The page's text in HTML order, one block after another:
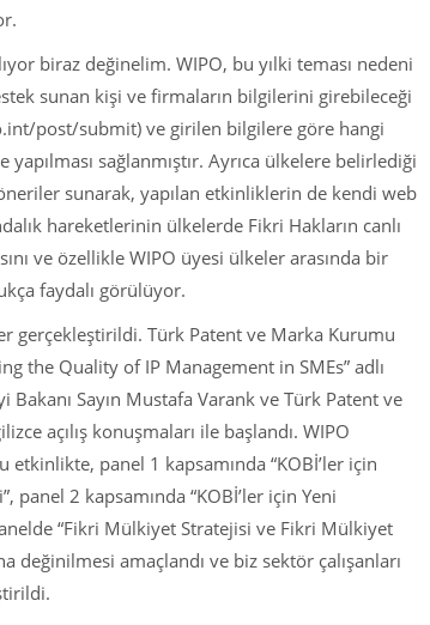
biraz değinelim. WIPO, bu yılki teması nedeni
sunan kişi ve firmaların bilgilerini girebileceği
post/submit) ve girilen bilgilere göre hangi
sağlanmıştır. Ayrıca ülkelere belirlediği
sunarak, yapılan etkinliklerin de kendi web
hareketlerinin ülkelerde Fikri Hakların canlı
ve özellikle WIPO üyesi ülkeler arasında bir
faydalı görülüyor.
gerçekleştirildi. Türk Patent ve Marka Kurumu
the Quality of IP Management in SMEs” adlı
Sayın Mustafa Varank ve Türk Patent ve
açılış konuşmaları ile başlandı. WIPO
etkinlikte, panel 1 kapsamında “KOBİ’ler için
2 kapsamında “KOBİ’ler için Yeni
“Fikri Mülkiyet Stratejisi ve Fikri Mülkiyet
değinilmesi amaçlandı ve biz sektör çalışanları